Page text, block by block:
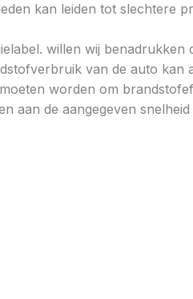
kan leiden tot slechtere
willen wij
van de auto kan
worden om
aan de aangegeven